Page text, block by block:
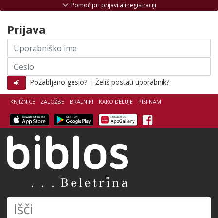
KNJIŽNICE ZALOŽBE BRALNIKI KAKO DELUJE PIŠI NAM
Facebook
Pomoč pri prijavi ali registraciji
Prijava
Uporabniško
ime
Geslo
Pozabljeno geslo? | Želiš postati uporabnik?